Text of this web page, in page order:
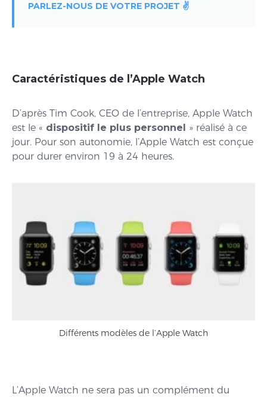
PARLEZ-NOUS DE VOTRE PROJET ✌️
Caractéristiques de l’Apple Watch
D’après Tim Cook, CEO de l’entreprise, Apple Watch
est le « dispositif le plus personnel » réalisé à ce
jour. Pour son autonomie, l’Apple Watch est conçue
pour durer environ 19 à 24 heures.
Différents modèles de l’Apple Watch
L’Apple Watch ne sera pas un complément du